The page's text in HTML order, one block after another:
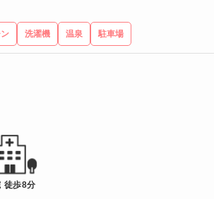
洗濯機 温泉 駐車場
徒歩8分